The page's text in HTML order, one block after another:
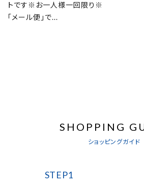
トです※お一人様一回限り※
「メール便」で...
SHOPPING
ショッピングガイド
STEP1